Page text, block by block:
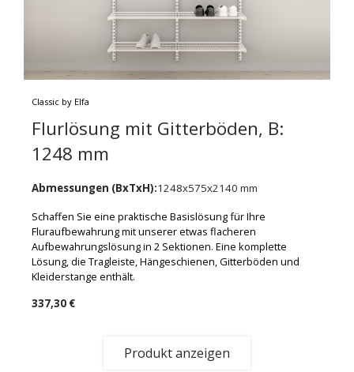
Classic by Elfa
Flurlösung mit Gitterböden, B:
1248 mm
Abmessungen (BxTxH):1248x575x2140 mm
Schaffen Sie eine praktische Basislösung für Ihre
Fluraufbewahrung mit unserer etwas flacheren
Aufbewahrungslösung in 2 Sektionen. Eine komplette
Lösung, die Tragleiste, Hängeschienen, Gitterböden und
Kleiderstange enthält.
337,30 €
Produkt anzeigen